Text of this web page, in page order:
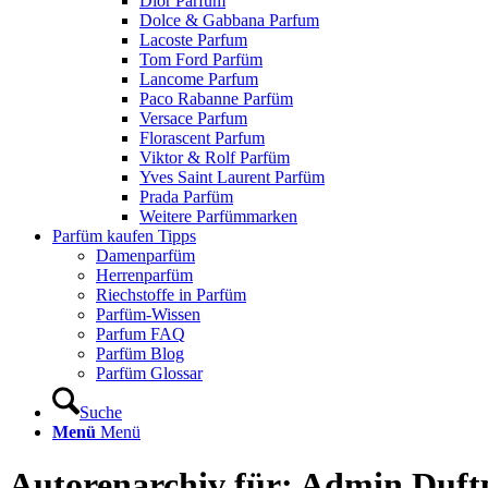
Dolce & Gabbana Parfum
Lacoste Parfum
Tom Ford Parfüm
Lancome Parfum
Paco Rabanne Parfüm
Versace Parfum
Florascent Parfum
Viktor & Rolf Parfüm
Yves Saint Laurent Parfüm
Prada Parfüm
Weitere Parfümmarken
Parfüm kaufen Tipps
Damenparfüm
Herrenparfüm
Riechstoffe in Parfüm
Parfüm-Wissen
Parfum FAQ
Parfüm Blog
Parfüm Glossar
Suche
Menü Menü